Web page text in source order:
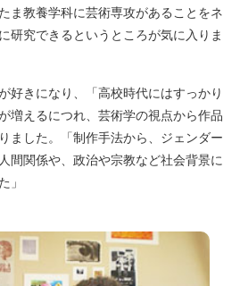
ま教養学科に芸術専攻があることをネ
研究できるというところが気に入りま
好きになり、「高校時代にはすっかり
増えるにつれ、芸術学の視点から作品
ました。「制作手法から、ジェンダー
間関係や、政治や宗教など社会背景に
」